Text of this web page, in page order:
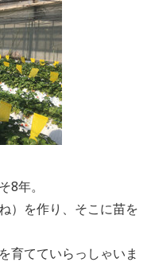
8年。
）を作り、そこに苗を
育てていらっしゃいま